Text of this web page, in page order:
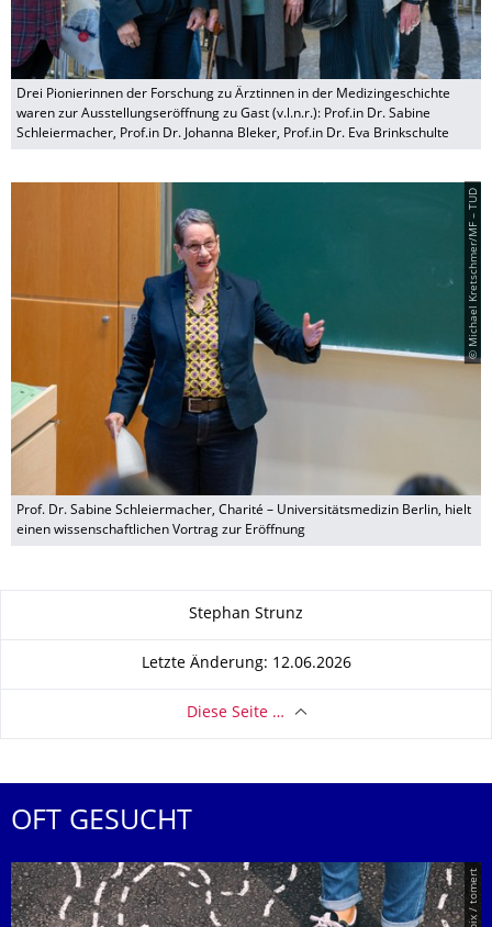
Drei Pionierinnen der Forschung zu Ärztinnen in der Medizingeschichte
waren zur Ausstellungseröffnung zu Gast (v.l.n.r.): Prof.in Dr. Sabine
Schleiermacher, Prof.in Dr. Johanna Bleker, Prof.in Dr. Eva Brinkschulte
© Michael Kretschmer/MF – TUD
Prof. Dr. Sabine Schleiermacher, Charité – Universitätsmedizin Berlin, hielt
einen wissenschaftlichen Vortrag zur Eröffnung
Stephan Strunz
Letzte Änderung: 12.06.2026
Diese Seite …
OFT GESUCHT